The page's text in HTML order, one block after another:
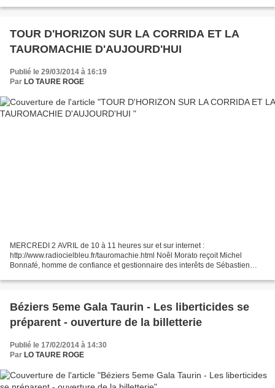
TOUR D'HORIZON SUR LA CORRIDA ET LA
TAUROMACHIE D'AUJOURD'HUI
Publié le 29/03/2014 à 16:19
Par LO TAURE ROGE
MERCREDI 2 AVRIL de 10 à 11 heures sur et sur internet :
http://www.radiocielbleu.fr/tauromachie.html Noêl Morato reçoit Michel
Bonnafé, homme de confiance et gestionnaire des interêts de Sébastien
ŊŊŊŊŊŊŊŊŊŊŊŊŊŊŊŊŊŊŊŊŊŊŊŊŊŊŊŊŊŊŊŊŊŊŊŊŊŊŊŊŊŊŊŊŊŊ
Béziers 5eme Gala Taurin - Les liberticides se
préparent - ouverture de la billetterie
Publié le 17/02/2014 à 14:30
Par LO TAURE ROGE